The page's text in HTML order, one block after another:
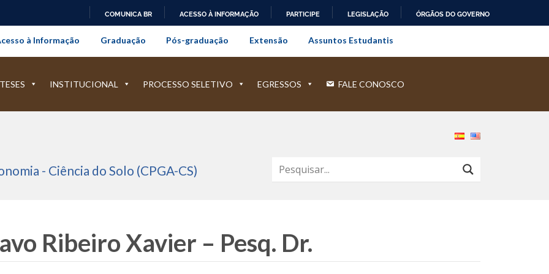
PARA
O
COMUNICA BR ACESSO À INFORMAÇÃO PARTICIPE LEGISLAÇÃO ÓRGÃOS DO GOVERNO
da Universidade Federal Rural do Rio de Janeiro
à Informação Graduação Pós-graduação Extensão Assuntos Estudantis
INSTITUCIONAL PROCESSO SELETIVO EGRESSOS FALE CONOSCO
- Ciência do Solo (CPGA-CS)
Ribeiro Xavier – Pesq. Dr.